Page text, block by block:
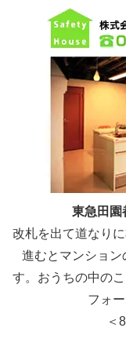
東急田園
改札を出て道なり
進むとマンション
す。おうちの中の
フォ
＜